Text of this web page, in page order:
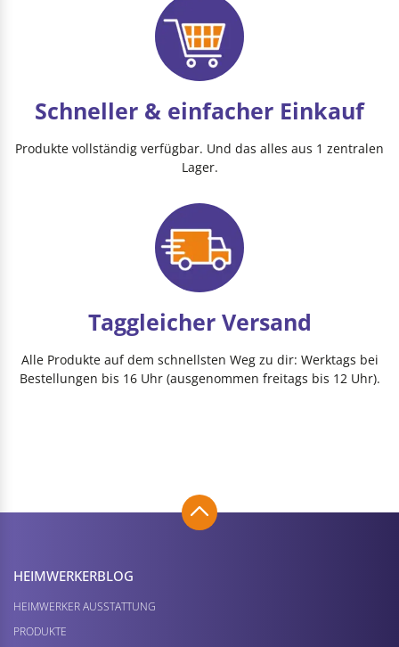
Schneller & einfacher Einkauf
Produkte vollständig verfügbar. Und das alles aus 1 zentralen
Lager.
Taggleicher Versand
Alle Produkte auf dem schnellsten Weg zu dir: Werktags bei
Bestellungen bis 16 Uhr (ausgenommen freitags bis 12 Uhr).
HEIMWERKER­BLOG
HEIMWERKER AUSSTATTUNG
PRODUKTE